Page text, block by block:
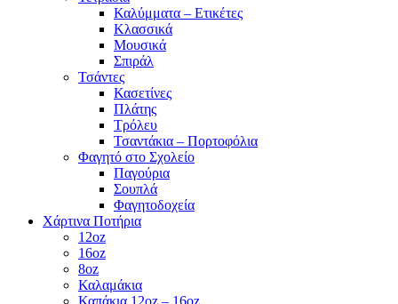
Καλύμματα – Ετικέτες
Κλασσικά
Μουσικά
Σπιράλ
Τσάντες
Κασετίνες
Πλάτης
Τρόλευ
Τσαντάκια – Πορτοφόλια
Φαγητό στο Σχολείο
Παγούρια
Σουπλά
Φαγητοδοχεία
Χάρτινα Ποτήρια
12oz
16oz
8oz
Καλαμάκια
Καπάκια 12oz – 16oz